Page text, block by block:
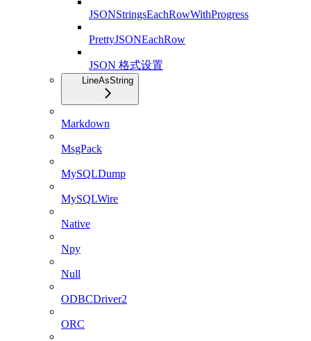
JSONStringsEachRowWithProgress
PrettyJSONEachRow
JSON 格式设置
LineAsString
Markdown
MsgPack
MySQLDump
MySQLWire
Native
Npy
Null
ODBCDriver2
ORC